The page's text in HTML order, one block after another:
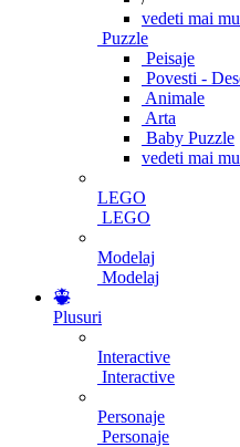
vedeti mai
Puzzle
Peisaje
Povesti -
Animale
Arta
Baby Puzzle
vedeti mai
LEGO
LEGO
Modelaj
Modelaj
Plusuri
Interactive
Interactive
Personaje
Personaje